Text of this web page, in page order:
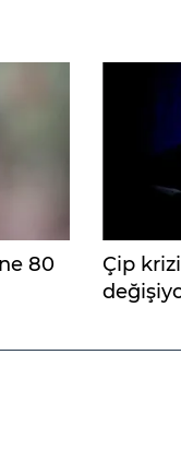
80
Çip